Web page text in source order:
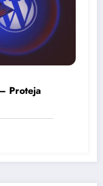
Proteja